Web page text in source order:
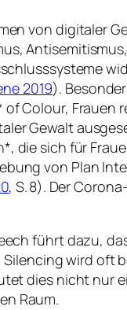
von digitaler
2019).
Colour,
Gewalt
die sich für
von Plan
, S. 8). Der
führt dazu,
wird
dies nicht nur
Raum.